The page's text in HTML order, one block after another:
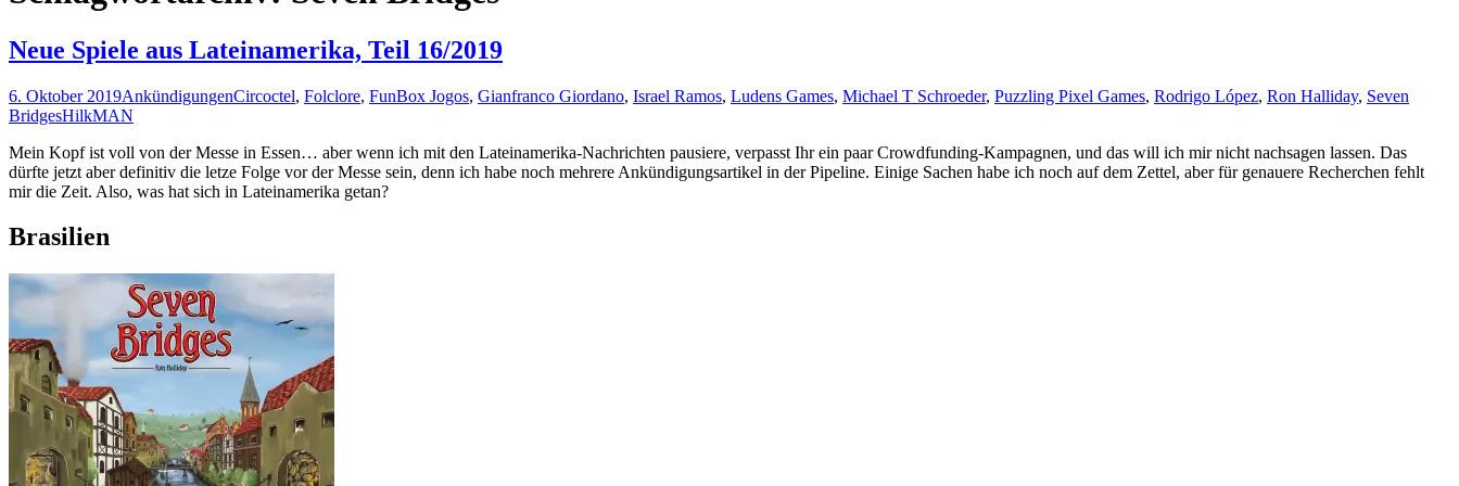
Neue Spiele aus Lateinamerika, Teil 16/2019
6. Oktober 2019AnkündigungenCircoctel, Folclore, FunBox Jogos, Gianfranco Giordano, Israel Ramos, Ludens Games, Michael T Schroeder, Puzzling Pixel Games, Rodrigo López, Ron Halliday, Seven
BridgesHilkMAN
Mein Kopf ist voll von der Messe in Essen… aber wenn ich mit den Lateinamerika-Nachrichten pausiere, verpasst Ihr ein paar Crowdfunding-Kampagnen, und das will ich mir nicht nachsagen lassen. Das
dürfte jetzt aber definitiv die letze Folge vor der Messe sein, denn ich habe noch mehrere Ankündigungsartikel in der Pipeline. Einige Sachen habe ich noch auf dem Zettel, aber für genauere Recherchen fehlt
mir die Zeit. Also, was hat sich in Lateinamerika getan?
Brasilien